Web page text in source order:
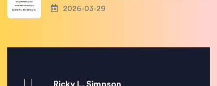
2026-03-29
Ricky L. Simpson